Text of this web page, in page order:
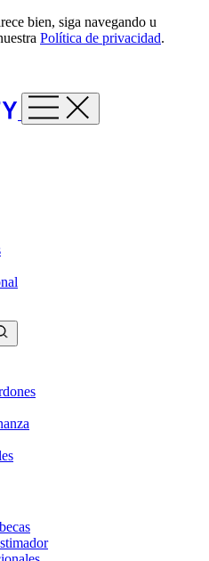
bien, siga navegando u
Política de privacidad.